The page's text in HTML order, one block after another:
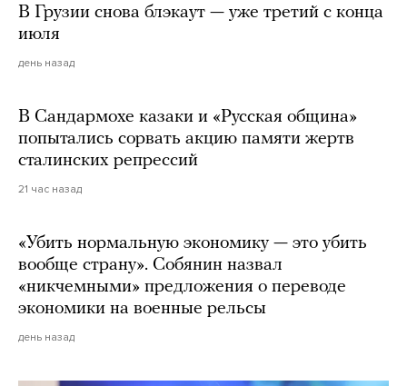
В Грузии снова блэкаут — уже третий с конца
июля
день назад
В Сандармохе казаки и «Русская община»
попытались сорвать акцию памяти жертв
сталинских репрессий
21 час назад
«Убить нормальную экономику — это убить
вообще страну». Собянин назвал
«никчемными» предложения о переводе
экономики на военные рельсы
день назад